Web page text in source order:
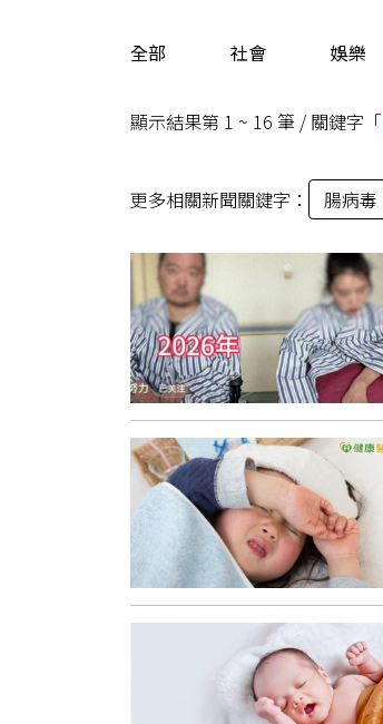
全部 社會 娛樂
顯示結果第 1 ~ 16 筆 / 關鍵字「
更多相關新聞關鍵字： 腸病毒